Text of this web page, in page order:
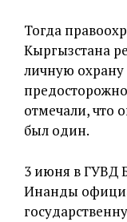
Тогда
Кыргызстана
личную
отмечали, что
был один.
3 июня в ГУВД
Инанды